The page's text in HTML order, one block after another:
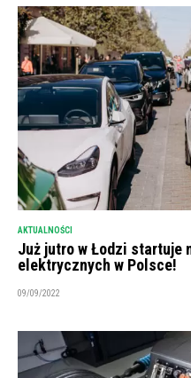
AKTUALNOŚCI
Już jutro w Łodzi startuje
elektrycznych w Polsce!
09/09/2022